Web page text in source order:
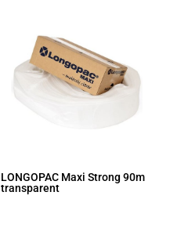
LONGOPAC Maxi Strong 90m
transparent